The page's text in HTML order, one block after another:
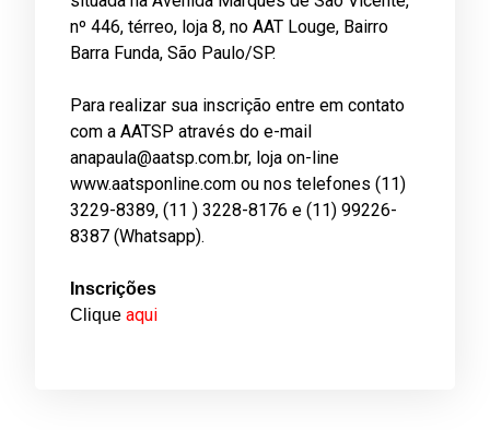
nº 446, térreo, loja 8, no AAT Louge, Bairro
Barra Funda, São Paulo/SP.
Para realizar sua inscrição entre em contato
com a AATSP através do e-mail
anapaula@aatsp.com.br, loja on-line
www.aatsponline.com ou nos telefones (11)
3229-8389, (11 ) 3228-8176 e (11) 99226-
8387 (Whatsapp).
Inscrições
Clique aqui